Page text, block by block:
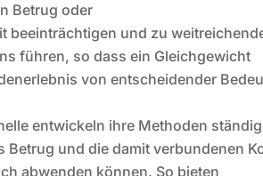
Betrug oder
beeinträchtigen und zu
führen, so dass ein Gleichgewicht
von entscheidender
entwickeln ihre Methoden ständig
Betrug und die damit verbundenen
abwenden können. So bieten